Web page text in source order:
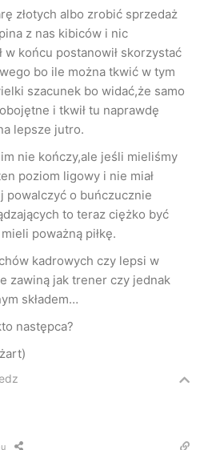
złotych albo zrobić sprzedaż
z nas kibiców i nic
w końcu postanowił skorzystać
bo ile można tkwić w tym
szacunek bo widać,że samo
i tkwił tu naprawdę
lepsze jutro.
nie kończy,ale jeśli mieliśmy
poziom ligowy i nie miał
powalczyć o buńczucznie
to teraz ciężko być
poważną piłkę.
kadrowych czy lepsi w
zawiną jak trener czy jednak
składem…
następca?